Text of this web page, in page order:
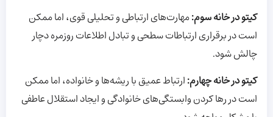
کیتو در خانه سوم:مهارت‌های ارتباطی و تحلیلی قوی، اما ممکن
است در برقراری ارتباطات سطحی و تبادل اطلاعات روزمره دچار
چالش شود.
کیتو در خانه چهارم:ارتباط عمیق با ریشه‌ها و خانواده، اما ممکن
است در رها کردن وابستگی‌های خانوادگی و ایجاد استقلال عاطفی